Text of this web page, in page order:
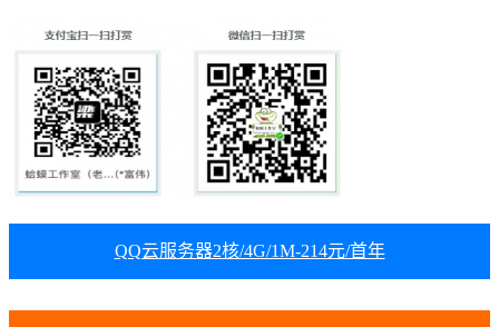
QQ云服务器2核/4G/1M-214元/首年